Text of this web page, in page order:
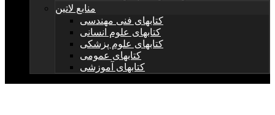
منابع لاتین
کتابهای فنی مهندسی
کتابهای علوم انسانی
کتابهای علوم پزشکی
کتابهای عمومی
کتابهای آموزشی